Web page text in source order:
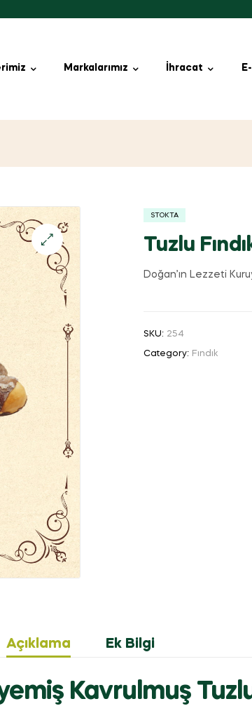
Markalarımız İhracat
STOKTA
Tuzlu
Doğan’ın Lezzeti
SKU: 254
Category: Fındık
Açıklama Ek Bilgi
Kavrulmuş